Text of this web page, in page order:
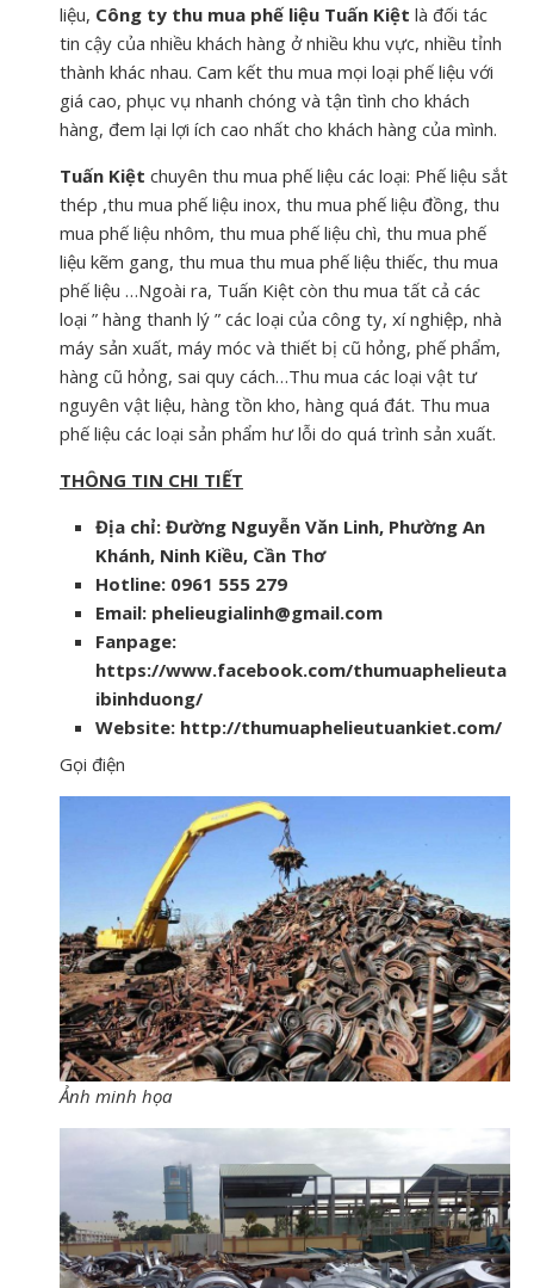
liệu, Công ty thu mua phế liệu Tuấn Kiệt là đối tác
tin cậy của nhiều khách hàng ở nhiều khu vực, nhiều tỉnh
thành khác nhau. Cam kết thu mua mọi loại phế liệu với
giá cao, phục vụ nhanh chóng và tận tình cho khách
hàng, đem lại lợi ích cao nhất cho khách hàng của mình.
Tuấn Kiệt chuyên thu mua phế liệu các loại: Phế liệu sắt
thép ,thu mua phế liệu inox, thu mua phế liệu đồng, thu
mua phế liệu nhôm, thu mua phế liệu chì, thu mua phế
liệu kẽm gang, thu mua thu mua phế liệu thiếc, thu mua
phế liệu …Ngoài ra, Tuấn Kiệt còn thu mua tất cả các
loại ” hàng thanh lý ” các loại của công ty, xí nghiệp, nhà
máy sản xuất, máy móc và thiết bị cũ hỏng, phế phẩm,
hàng cũ hỏng, sai quy cách…Thu mua các loại vật tư
nguyên vật liệu, hàng tồn kho, hàng quá đát. Thu mua
phế liệu các loại sản phẩm hư lỗi do quá trình sản xuất.
THÔNG TIN CHI TIẾT
Địa chỉ: Đường Nguyễn Văn Linh, Phường An
Khánh, Ninh Kiều, Cần Thơ
Hotline: 0961 555 279
Email: phelieugialinh@gmail.com
Fanpage:
https://www.facebook.com/thumuaphelieuta
ibinhduong/
Website: http://thumuaphelieutuankiet.com/
Gọi điện
Ảnh minh họa